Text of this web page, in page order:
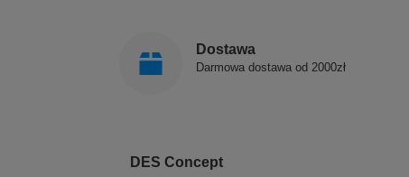
Dostawa
Darmowa dostawa od 2000zł
DES Concept